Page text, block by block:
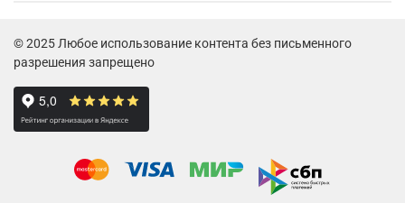
© 2025 Любое использование контента без письменного
разрешения запрещено